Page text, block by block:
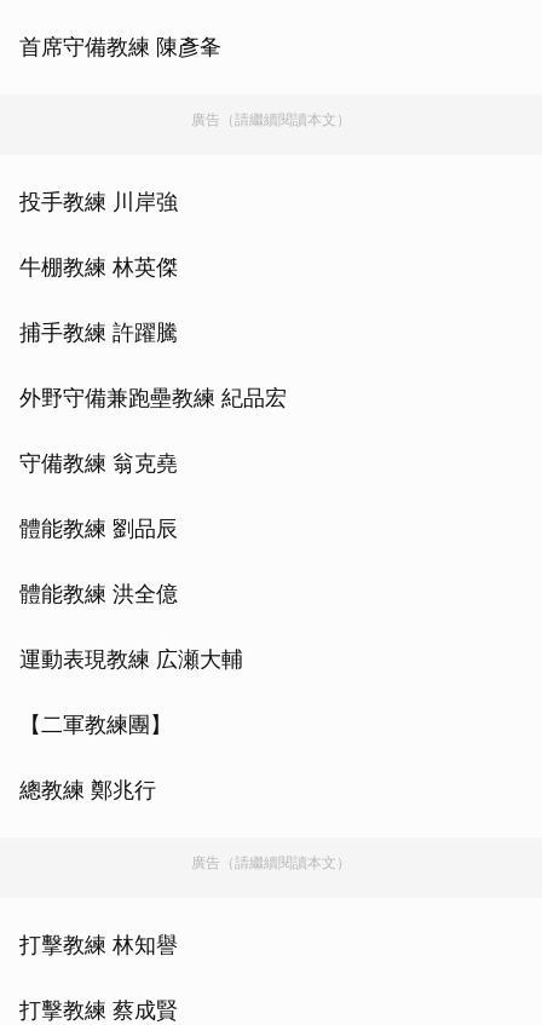
首席守備教練 陳彥夆
廣告（請繼續閱讀本文）
投手教練 川岸強
牛棚教練 林英傑
捕手教練 許躍騰
外野守備兼跑壘教練 紀品宏
守備教練 翁克堯
體能教練 劉品辰
體能教練 洪全億
運動表現教練 広瀬大輔
【二軍教練團】
總教練 鄭兆行
廣告（請繼續閱讀本文）
打擊教練 林知譽
打擊教練 蔡成賢